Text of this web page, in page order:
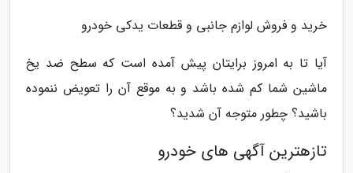
خرید و فروش لوازم جانبی و قطعات یدکی خودرو
آیا تا به امروز برایتان پیش آمده است که سطح ضد یخ
ماشین شما کم شده باشد و به موقع آن را تعویض ننموده
باشید؟ چطور متوجه آن شدید؟
تازهترین آگهی های خودرو